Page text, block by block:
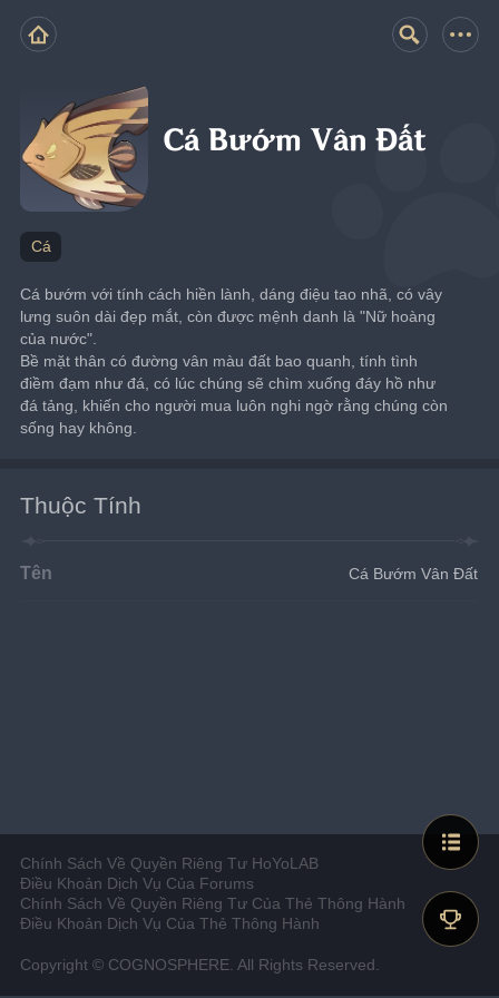
Cá Bướm Vân Đất
Cá
Cá bướm với tính cách hiền lành, dáng điệu tao nhã, có vây
lưng suôn dài đẹp mắt, còn được mệnh danh là "Nữ hoàng
của nước".
Bề mặt thân có đường vân màu đất bao quanh, tính tình
điềm đạm như đá, có lúc chúng sẽ chìm xuống đáy hồ như
đá tảng, khiến cho người mua luôn nghi ngờ rằng chúng còn
sống hay không.
Thuộc Tính
Tên Cá Bướm Vân Đất
Chính Sách Về Quyền Riêng Tư HoYoLAB
Điều Khoản Dịch Vụ Của Forums
Chính Sách Về Quyền Riêng Tư Của Thẻ Thông Hành
Điều Khoản Dịch Vụ Của Thẻ Thông Hành
Copyright © COGNOSPHERE. All Rights Reserved.